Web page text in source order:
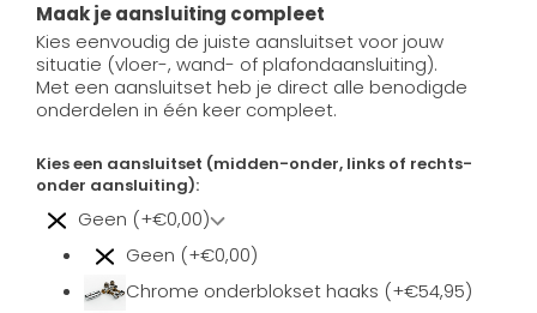
Maak je aansluiting compleet
Kies eenvoudig de juiste aansluitset voor jouw
situatie (vloer-, wand- of plafondaansluiting).
Met een aansluitset heb je direct alle benodigde
onderdelen in één keer compleet.
Kies een aansluitset (midden-onder, links of rechts-
onder aansluiting):
Geen (+€0,00)
Geen (+€0,00)
Chrome onderblokset haaks (+€54,95)